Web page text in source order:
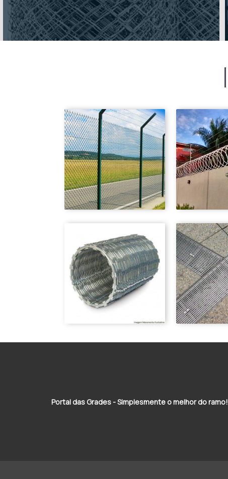
Portal das Grades - Simplesmente o melhor do ramo!